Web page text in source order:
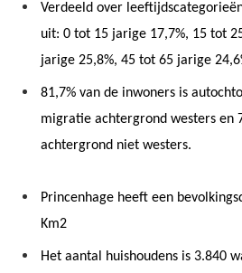
Verdeeld over
uit: 0 tot 15 jarige 17,7%, 15 tot
jarige 25,8%, 45 tot 65 jarige
81,7% van de inwoners is
migratie achtergrond westers en
achtergrond niet westers.
Princenhage heeft een
Km2
Het aantal huishoudens is 3.840